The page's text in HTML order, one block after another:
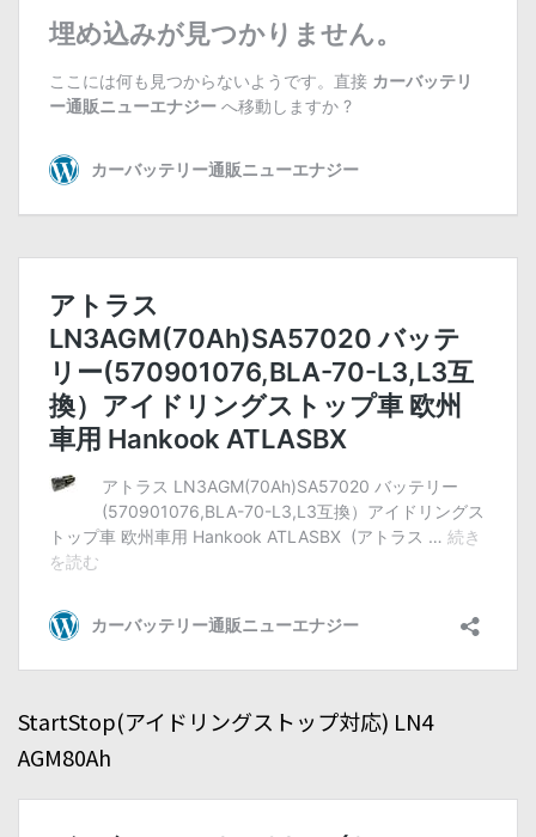
StartStop(アイドリングストップ対応) LN4
AGM80Ah